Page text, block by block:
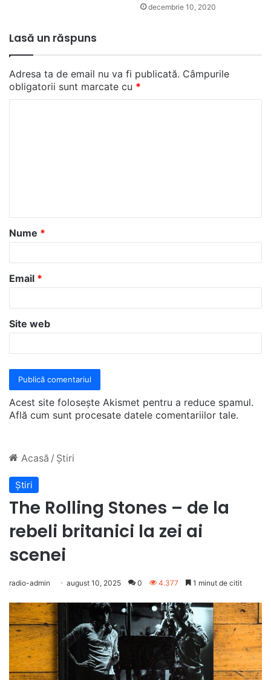
decembrie 10, 2020
Lasă un răspuns
Adresa ta de email nu va fi publicată. Câmpurile
obligatorii sunt marcate cu *
a
r
*
Nume *
Email *
Site web
Acest site folosește Akismet pentru a reduce spamul.
Află cum sunt procesate datele comentariilor tale.